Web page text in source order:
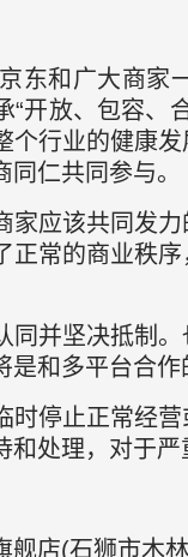
东和广大商家
“开放、包容、
个行业的健康
仁共同参与。
家应该共同发
正常的商业秩
同并坚决抵制
和多平台合作
时停止正常经
处理，对于
舰店(石狮市木